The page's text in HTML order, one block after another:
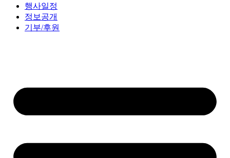
행사일정
정보공개
기부/후원